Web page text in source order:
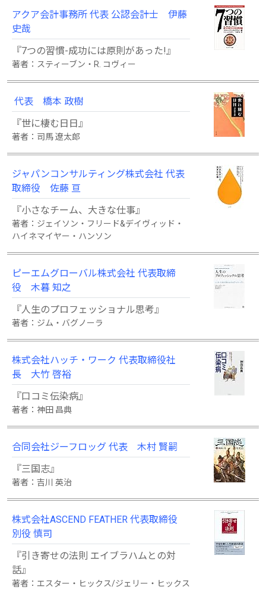
アクア会計事務所 代表 公認会計士 伊藤
史哉
『7つの習慣-成功には原則があった!』
著者：スティーブン・R. コヴィー
代表 橋本 政樹
『世に棲む日日』
著者：司馬 遼太郎
ジャパンコンサルティング株式会社 代表
取締役 佐藤 亘
『小さなチーム、大きな仕事』
著者：ジェイソン・フリード&デイヴィッド・
ハイネマイヤー・ハンソン
ピーエムグローバル株式会社 代表取締
役 木暮 知之
『人生のプロフェッショナル思考』
著者：ジム・バグノーラ
株式会社ハッチ・ワーク 代表取締役社
長 大竹 啓裕
『口コミ伝染病』
著者：神田 昌典
合同会社ジーフロッグ 代表 木村 賢嗣
『三国志』
著者：吉川 英治
株式会社ASCEND FEATHER 代表取締役
別役 慎司
『引き寄せの法則 エイブラハムとの対
話』
著者：エスター・ヒックス/ジェリー・ヒックス